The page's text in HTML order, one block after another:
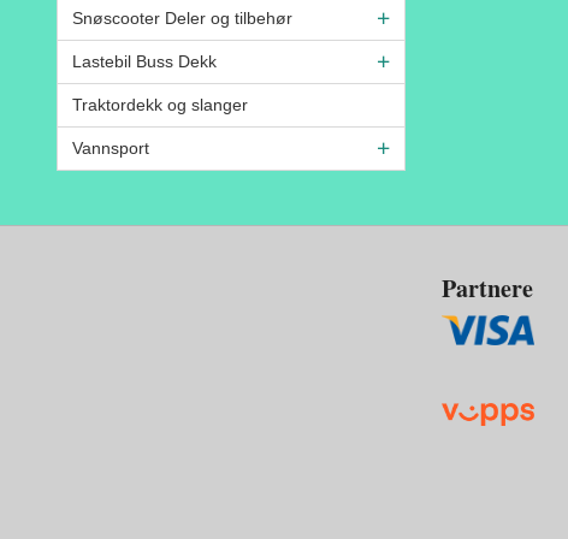
Snøscooter Deler og tilbehør
Lastebil Buss Dekk
Traktordekk og slanger
Vannsport
Partnere